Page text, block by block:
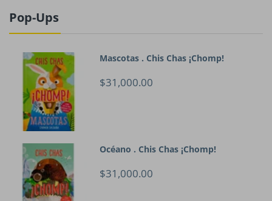
Pop-Ups
Mascotas . Chis Chas ¡Chomp!
$31,000.00
Océano . Chis Chas ¡Chomp!
$31,000.00